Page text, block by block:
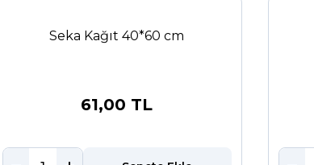
Seka Kağıt 40*60 cm
61,00 TL